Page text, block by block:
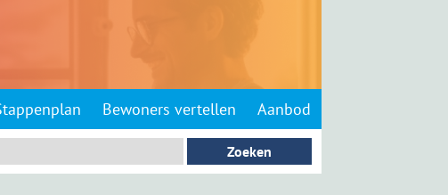
Bewoners vertellen Aanbod